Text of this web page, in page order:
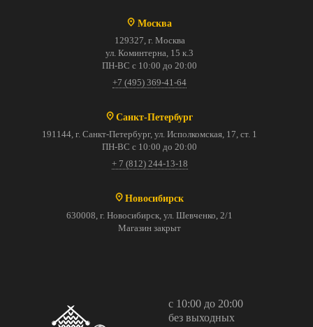
Москва
129327, г. Москва
ул. Коминтерна, 15 к.3
ПН-ВС с 10:00 до 20:00
+7 (495) 369-41-64
Санкт-Петербург
191144, г. Санкт-Петербург, ул. Исполкомская, 17, ст. 1
ПН-ВС с 10:00 до 20:00
+ 7 (812) 244-13-18
Новосибирск
630008, г. Новосибирск, ул. Шевченко, 2/1
Магазин закрыт
с 10:00 до 20:00
без выходных